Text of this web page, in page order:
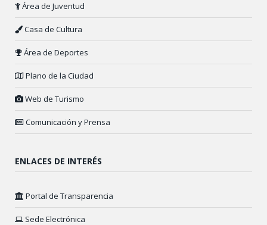
Área de Juventud
Casa de Cultura
Área de Deportes
Plano de la Ciudad
Web de Turismo
Comunicación y Prensa
ENLACES DE INTERÉS
Portal de Transparencia
Sede Electrónica